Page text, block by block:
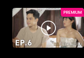
PREMIUM